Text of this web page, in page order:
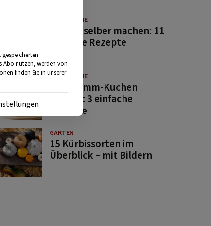
GUTE KÜCHE
Saucen selber machen: 11
beliebte Rezepte
GUTE KÜCHE
Osterlamm-Kuchen
backen: 3 einfache
Rezepte
GARTEN
15 Kürbissorten im
Überblick – mit Bildern
Abo nutzen, werden von
finden Sie in unserer